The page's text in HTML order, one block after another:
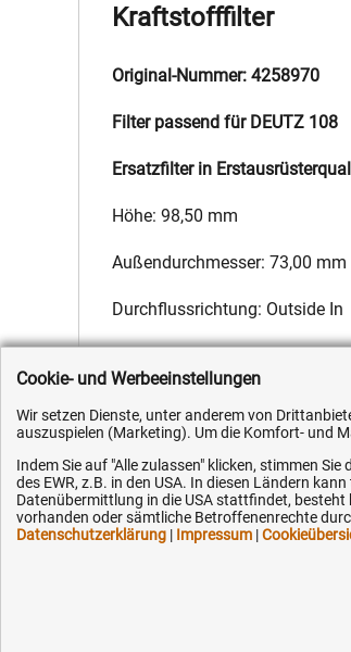
Kraftstofffilter
Original-Nummer: 4258970
Filter passend für DEUTZ 108
Ersatzfilter in
Höhe: 98,50 mm
Außendurchmesser: 73,00 mm
Durchflussrichtung: Outside In
Hersteller: Fleetguard,Hersteller-Nr.:
Kundenhotline (Festnetz):
+49 (0) 5351 - 523 520
Cookie- und Werbeeinstellungen
Wir setzen Dienste, unter anderem von
auszuspielen (Marketing). Um die Komfort- und
Indem Sie auf "Alle zulassen" klicken, stimmen
des EWR, z.B. in den USA. In diesen Ländern
Datenübermittlung in die USA stattfindet,
vorhanden oder sämtliche Betroffenenrechte
Datenschutzerklärung | Impressum |